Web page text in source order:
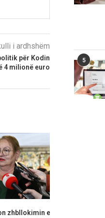
i ardhshëm
për Kodin
4 milionë euro
zhbllokimin e
5